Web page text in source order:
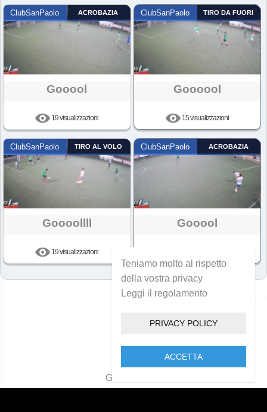
ClubSanPaolo ACROBAZIA
Gooool
19 visualizzazioni
ClubSanPaolo TIRO DA FUORI
Goooool
15 visualizzazioni
ClubSanPaolo TIRO AL VOLO
Goooollll
19 visualizzazioni
ClubSanPaolo ACROBAZIA
Gooool
Teniamo molto al rispetto
della vostra privacy
Leggi il regolamento
PRIVACY POLICY
ACCETTA
Golcam 2021